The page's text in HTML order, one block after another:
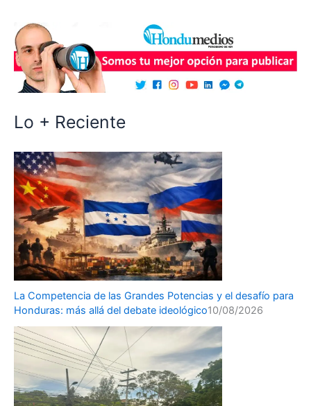
Lo + Reciente
La Competencia de las Grandes Potencias y el desafío para
Honduras: más allá del debate ideológico10/08/2026